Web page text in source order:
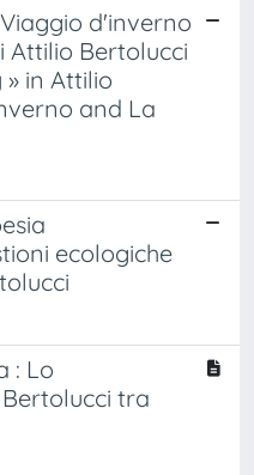
d'inverno
Attilio Bertolucci
» in Attilio
and La
ecologiche
: Lo
tra